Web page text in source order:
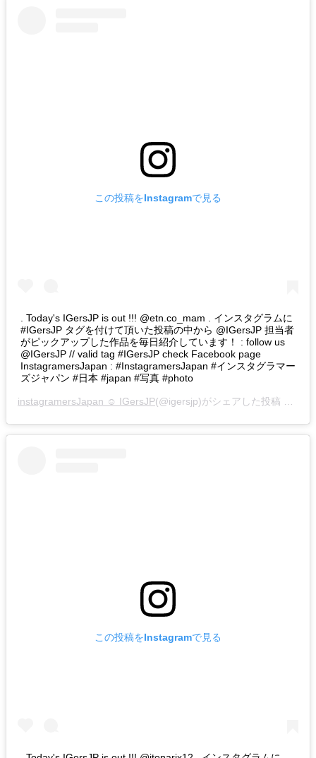
この投稿をInstagramで見る
. Today's IGersJP is out !!! @etn.co_mam . インスタグラムに
#IGersJP タグを付けて頂いた投稿の中から @IGersJP 担当者
がピックアップした作品を毎日紹介しています！ : follow us
@IGersJP // valid tag #IGersJP check Facebook page
InstagramersJapan : #InstagramersJapan #インスタグラマー
ズジャパン #日本 #japan #写真 #photo
instagramersJapan ☺︎ IGersJP(@igersjp)がシェアした投稿 –
この投稿をInstagramで見る